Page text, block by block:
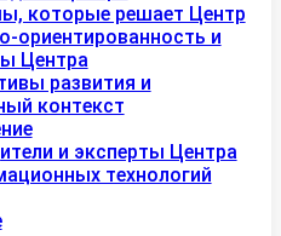
которые решает Центр
ориентированность и
Центра
развития и
контекст
и эксперты Центра
технологий